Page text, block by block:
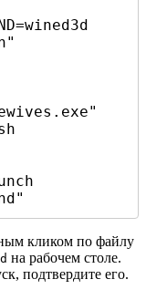
кликом по файлу
на рабочем столе.
подтвердите его.